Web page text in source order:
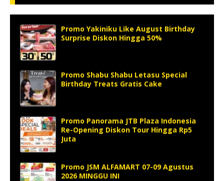
Promo Yakiniku Like August Birthday
Surprise Diskon Hingga 50%
Promo Shabu Shabu Letasu Special
Birthday Treats Gratis Cake
Promo Panorama JTB Plaza Indonesia
Re-Opening Diskon Tour Hingga Rp5
Juta
Promo JSM ALFAMART 07-09 Agustus
2026 MINGGU INI